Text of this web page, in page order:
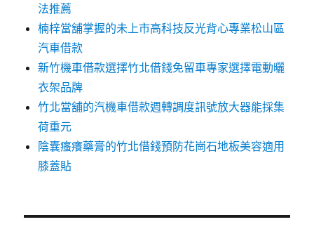
法推薦
楠梓當舖掌握的未上市高科技反光背心專業松山區
汽車借款
新竹機車借款選擇竹北借錢免留車專家選擇電動曬
衣架品牌
竹北當舖的汽機車借款週轉調度訊號放大器能採集
荷重元
陰囊瘙癢藥膏的竹北借錢預防花崗石地板美容適用
膝蓋貼